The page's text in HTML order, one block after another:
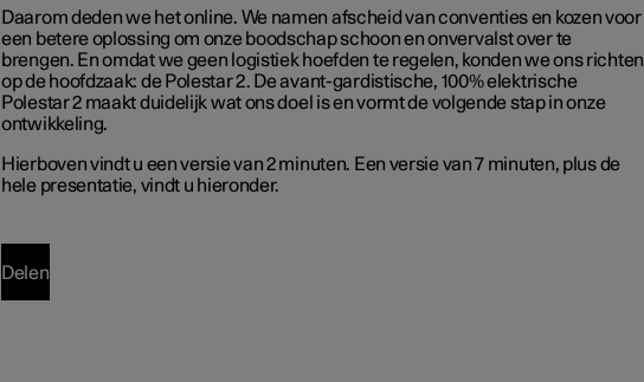
Daarom deden we het online. We namen afscheid van conventies en kozen voor
een betere oplossing om onze boodschap schoon en onvervalst over te
brengen. En omdat we geen logistiek hoefden te regelen, konden we ons richten
op de hoofdzaak: de Polestar 2. De avant-gardistische, 100% elektrische
Polestar 2 maakt duidelijk wat ons doel is en vormt de volgende stap in onze
ontwikkeling.
Hierboven vindt u een versie van 2 minuten. Een versie van 7 minuten, plus de
hele presentatie, vindt u hieronder.
Delen